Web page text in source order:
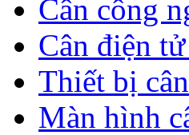
Cân công
Cân điện
Thiết bị
Màn hình